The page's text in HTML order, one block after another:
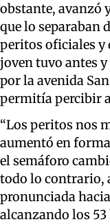
obstante, avanzó
que lo separaban
peritos oficiales y
joven tuvo antes y
por la avenida
permitía percibir
“Los peritos nos
aumentó en
el semáforo
todo lo contrario,
pronunciada
alcanzando los